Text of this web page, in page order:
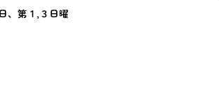
、第１,３日曜